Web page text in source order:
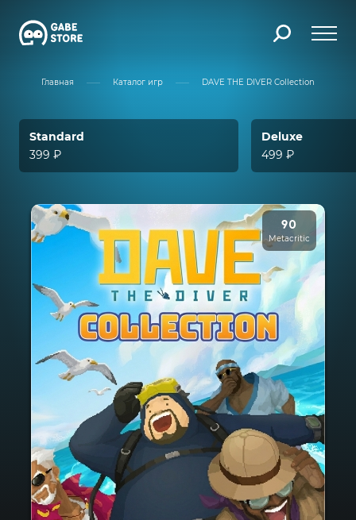
Главная Каталог игр DAVE THE DIVER Collection
Standard
399 ₽
Deluxe
499 ₽
90
Metacritic